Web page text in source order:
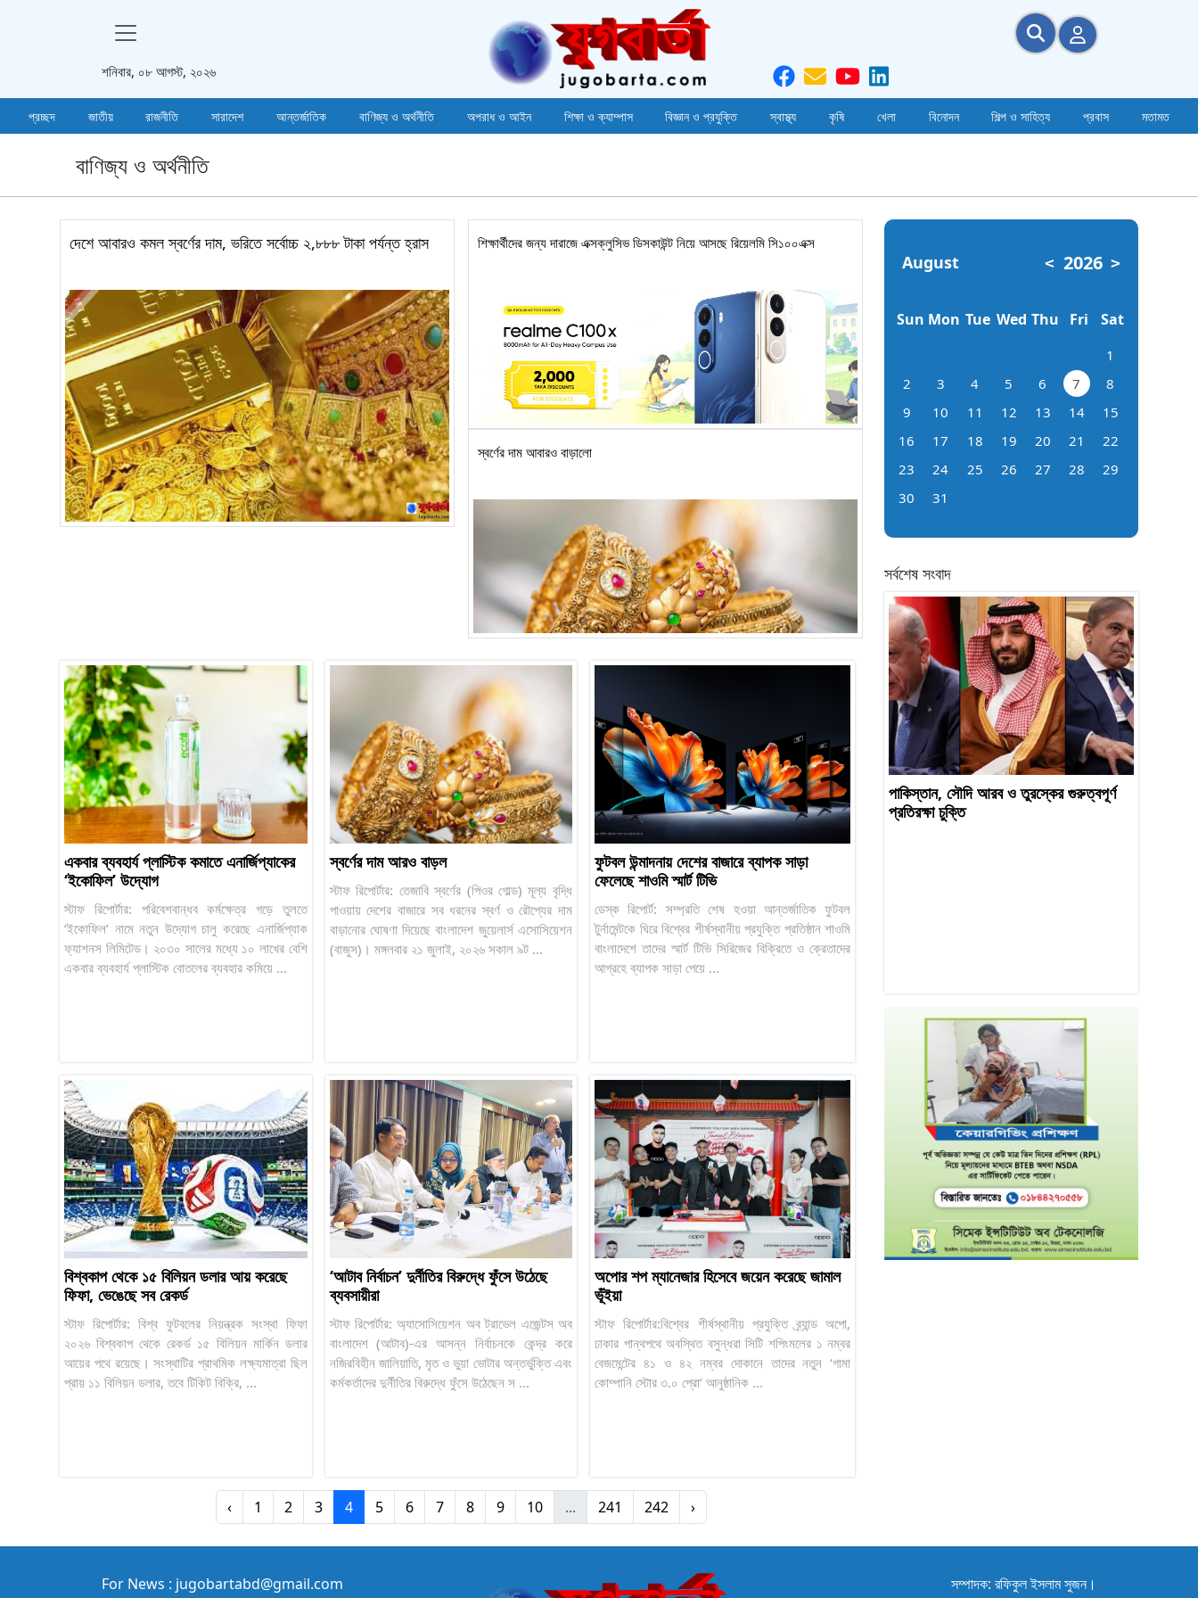
শনিবার, ০৮ আগস্ট, ২০২৬
প্রচ্ছদ জাতীয় রাজনীতি সারাদেশ আন্তর্জাতিক বাণিজ্য ও অর্থনীতি অপরাধ ও আইন শিক্ষা ও ক্যাম্পাস বিজ্ঞান ও প্রযুক্তি স্বাস্থ্য কৃষি খেলা বিনোদন শিল্প ও সাহিত্য প্রবাস মতামত
বাণিজ্য ও অর্থনীতি
দেশে আবারও কমল স্বর্ণের দাম, ভরিতে সর্বোচ্চ ২,৮৮৮ টাকা পর্যন্ত হ্রাস শিক্ষার্থীদের জন্য দারাজে এক্সক্লুসিভ ডিসকাউন্ট নিয়ে আসছে রিয়েলমি সি১০০এক্স
স্বর্ণের দাম আবারও বাড়ালো
একবার ব্যবহার্য প্লাস্টিক কমাতে এনার্জিপ্যাকের
‘ইকোফিল’ উদ্যোগ
স্টাফ রিপোর্টার: পরিবেশবান্ধব কর্মক্ষেত্র গড়ে তুলতে
‘ইকোফিল’ নামে নতুন উদ্যোগ চালু করেছে এনার্জিপ্যাক
ফ্যাশনস লিমিটেড। ২০৩০ সালের মধ্যে ১০ লাখের বেশি
একবার ব্যবহার্য প্লাস্টিক বোতলের ব্যবহার কমিয়ে ...
স্বর্ণের দাম আরও বাড়ল
স্টাফ রিপোর্টার: তেজাবি স্বর্ণের (পিওর গোল্ড) মূল্য বৃদ্ধি
পাওয়ায় দেশের বাজারে সব ধরনের স্বর্ণ ও রৌপ্যের দাম
বাড়ানোর ঘোষণা দিয়েছে বাংলাদেশ জুয়েলার্স এসোসিয়েশন
(বাজুস)। মঙ্গলবার ২১ জুলাই, ২০২৬ সকাল ৯ট ...
ফুটবল উন্মাদনায় দেশের বাজারে ব্যাপক সাড়া
ফেলেছে শাওমি স্মার্ট টিভি
ডেস্ক রিপোর্ট: সম্প্রতি শেষ হওয়া আন্তর্জাতিক ফুটবল
টুর্নামেন্টকে ঘিরে বিশ্বের শীর্ষস্থানীয় প্রযুক্তি প্রতিষ্ঠান শাওমি
বাংলাদেশে তাদের স্মার্ট টিভি সিরিজের বিক্রিতে ও ক্রেতাদের
আগ্রহে ব্যাপক সাড়া পেয়ে ...
বিশ্বকাপ থেকে ১৫ বিলিয়ন ডলার আয় করেছে
ফিফা, ভেঙেছে সব রেকর্ড
স্টাফ রিপোর্টার: বিশ্ব ফুটবলের নিয়ন্ত্রক সংস্থা ফিফা
২০২৬ বিশ্বকাপ থেকে রেকর্ড ১৫ বিলিয়ন মার্কিন ডলার
আয়ের পথে রয়েছে। সংস্থাটির প্রাথমিক লক্ষ্যমাত্রা ছিল
প্রায় ১১ বিলিয়ন ডলার, তবে টিকিট বিক্রি, ...
‘আটাব নির্বাচন’ দুর্নীতির বিরুদ্ধে ফুঁসে উঠেছে
ব্যবসায়ীরা
স্টাফ রিপোর্টার: অ্যাসোসিয়েশন অব ট্রাভেল এজেন্টস অব
বাংলাদেশ (আটাব)-এর আসন্ন নির্বাচনকে কেন্দ্র করে
নজিরবিহীন জালিয়াতি, মৃত ও ভুয়া ভোটার অন্তর্ভুক্তি এবং
কর্মকর্তাদের দুর্নীতির বিরুদ্ধে ফুঁসে উঠেছেন স ...
অপোর শপ ম্যানেজার হিসেবে জয়েন করেছে জামাল
ভূঁইয়া
স্টাফ রিপোর্টার:বিশ্বের শীর্ষস্থানীয় প্রযুক্তি ব্র্যান্ড অপো,
ঢাকার পান্থপথে অবস্থিত বসুন্ধরা সিটি শপিংমলের ১ নম্বর
বেজমেন্টের ৪১ ও ৪২ নম্বর দোকানে তাদের নতুন ‘গামা
কোম্পানি স্টোর ৩.০ প্রো’ আনুষ্ঠানিক ...
‹ 1 2 3 4 5 6 7 8 9 10 ... 241 242 ›
August < 2026 >
Sun Mon Tue Wed Thu Fri Sat
1
2
3 4 5 6 7
8
9
10 11 12 13 14
15
16
17 18 19 20 21
22
23
24 25 26 27 28
29
30
31
সর্বশেষ সংবাদ
পাকিস্তান, সৌদি আরব ও তুরস্কের গুরুত্বপূর্ণ
প্রতিরক্ষা চুক্তি
For News : jugobartabd@gmail.com সম্পাদক: রফিকুল ইসলাম সুজন।